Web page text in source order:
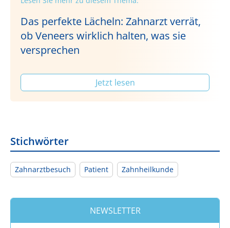
Das perfekte Lächeln: Zahnarzt verrät,
ob Veneers wirklich halten, was sie
versprechen
Jetzt lesen
Stichwörter
Zahnarztbesuch Patient Zahnheilkunde
NEWSLETTER